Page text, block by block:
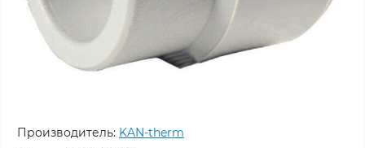
Производитель: KAN-therm